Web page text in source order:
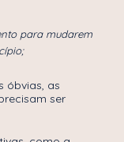
para mudarem
óbvias, as
ser